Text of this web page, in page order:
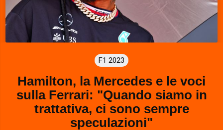
F1 2023
Hamilton, la Mercedes e le voci
sulla Ferrari: "Quando siamo in
trattativa, ci sono sempre
speculazioni"